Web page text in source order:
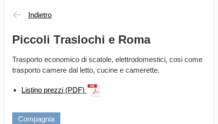
Indietro
Piccoli Traslochi e Roma
Trasporto economico di scatole, elettrodomestici, cosi come
trasporto camere dal letto, cucine e camerette.
Listino prezzi (PDF)
Compagnia